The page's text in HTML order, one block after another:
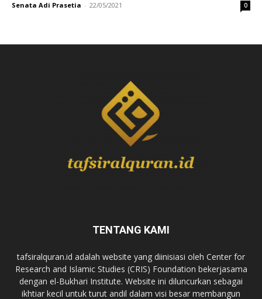
Senata Adi Prasetia - 22/05/2021 0
TENTANG KAMI
tafsiralquran.id adalah website yang diinisiasi oleh Center for
Research and Islamic Studies (CRIS) Foundation bekerjasama
dengan el-Bukhari Institute. Website ini diluncurkan sebagai
ikhtiar kecil untuk turut andil dalam visi besar membangun